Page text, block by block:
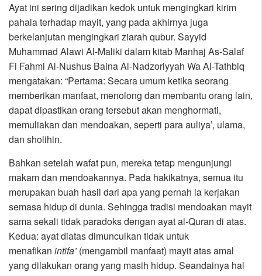
Ayat ini sering dijadikan kedok untuk mengingkari kirim
pahala terhadap mayit, yang pada akhirnya juga
berkelanjutan mengingkari ziarah qubur. Sayyid
Muhammad Alawi Al-Maliki dalam kitab Manhaj As-Salaf
Fi Fahmi Al-Nushus Baina Al-Nadzoriyyah Wa Al-Tathbiq
mengatakan: “Pertama: Secara umum ketika seorang
memberikan manfaat, menolong dan membantu orang lain,
dapat dipastikan orang tersebut akan menghormati,
memuliakan dan mendoakan, seperti para auliya’, ulama,
dan sholihin.
Bahkan setelah wafat pun, mereka tetap mengunjungi
makam dan mendoakannya. Pada hakikatnya, semua itu
merupakan buah hasil dari apa yang pernah ia kerjakan
semasa hidup di dunia. Sehingga tradisi mendoakan mayit
sama sekali tidak paradoks dengan ayat al-Quran di atas.
Kedua: ayat diatas dimunculkan tidak untuk
menafikan intifa’ (mengambil manfaat) mayit atas amal
yang dilakukan orang yang masih hidup. Seandainya hal